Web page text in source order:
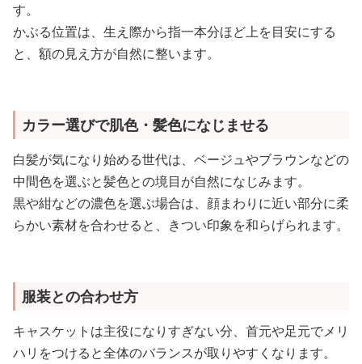
す。
かぶる位置は、生え際から指一本分ほど上を目安にする
と、額の見え方が自然に整います。
カラー選びで肌色・髪色になじませる
白髪が気になり始める世代は、ベージュやブラウンなどの
中間色を選ぶと髪色との境目が自然になじみます。
黒や紺などの濃色を選ぶ場合は、顔まわりに近い部分に柔
らかい素材を合わせると、きつい印象を和らげられます。
服装との合わせ方
キャスケットは主役になりすぎない分、首元や足元でメリ
ハリをつけると全体のバランスが取りやすくなります。